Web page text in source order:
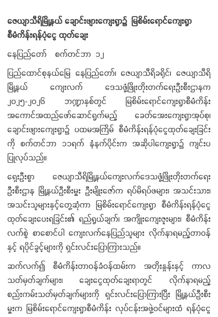
ဇေယျာသီရိမြို့နယ် ချောင်းဖျားကျေးရွာ၌ မြစိမ်းရောင်ကျေးရွာ
စီမံကိန်းရန်ပုံငွေ ထုတ်ချေး
နေပြည်တော် စက်တင်ဘာ ၁၂
ပြည်ထောင်စုနယ်မြေ နေပြည်တော်၊ ဇေယျာသီရိခရိုင်၊ ဇေယျာသီရိ
မြို့နယ် ကျေးလက် ဒေသဖွံ့ဖြိုးတိုးတက်ရေးဦးစီးဌာနက
၂၀၂၅-၂၀၂၆ ဘဏ္ဍာနှစ်တွင် မြစိမ်းရောင်ကျေးရွာစီမံကိန်း
အကောင်အထည်ဖော်ဆောင်ရွက်မည့် ခေတ်အေးကျေးရွာအုပ်စု၊
ချောင်းဖျားကျေးရွာ၌ ပထမအကြိမ် စီမံကိန်းရန်ပုံငွေထုတ်ချေးခြင်း
ကို စက်တင်ဘာ ၁၁ရက် နံနက်ပိုင်းက အဆိုပါကျေးရွာ၌ ကျင်းပ
ပြုလုပ်သည်။
ရှေးဦးစွာ ဇေယျာသီရိမြို့နယ်ကျေးလက်ဒေသဖွံ့ဖြိုးတိုးတက်ရေး
ဦးစီးဌာန မြို့နယ်ဦးစီးမှူး ဦးမျိုးဇော်က ရပ်မိရပ်ဖများ၊ အသင်းသား၊
အသင်းသူများနှင့်တွေ့ဆုံကာ မြစိမ်းရောင်ကျေးရွာ စီမံကိန်းရန်ပုံငွေ
ထုတ်ချေးပေးရခြင်း၏ ရည်ရွယ်ချက်၊ အကျိုးကျေးဇူးများ၊ စီမံကိန်း
လက်စွဲ စာစောင်ပါ ကျေးလက်နေပြည်သူများ လိုက်နာရမည့်တာဝန်
နှင့် ရပိုင်ခွင့်များကို ရှင်းလင်းပြောကြားသည်။
ဆက်လက်၍ စီမံကိန်းတာဝန်ခံဝန်ထမ်းက အတိုးနှုန်းနှင့် ကာလ
သတ်မှတ်ချက်များ၊ ချေးငွေထုတ်ချေးရာတွင် လိုက်နာရမည့်
စည်းကမ်းသတ်မှတ်ချက်များကို ရှင်းလင်းပြောကြားပြီး မြို့နယ်ဦးစီး
မှူးက မြစိမ်းရောင်ကျေးရွာစီမံကိန်း လုပ်ငန်းအဖွဲ့ဝင်များထံ ရန်ပုံငွေ